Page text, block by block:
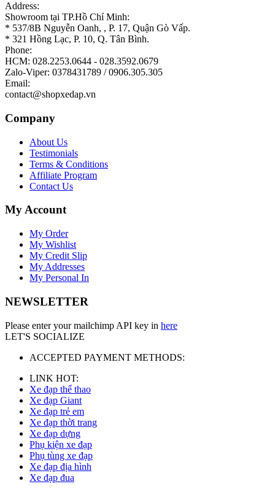
Address:
Showroom tại TP.Hồ Chí Minh:
* 537/8B Nguyễn Oanh, , P. 17, Quận Gò Vấp.
* 321 Hồng Lạc, P. 10, Q. Tân Bình.
Phone:
HCM: 028.2253.0644 - 028.3592.0679
Zalo-Viper: 0378431789 / 0906.305.305
Email:
contact@shopxedap.vn
Company
About Us
Testimonials
Terms & Conditions
Affiliate Program
Contact Us
My Account
My Order
My Wishlist
My Credit Slip
My Addresses
My Personal In
NEWSLETTER
Please enter your mailchimp API key in here
LET'S SOCIALIZE
ACCEPTED PAYMENT METHODS:
LINK HOT:
Xe đạp thể thao
Xe đạp Giant
Xe đạp trẻ em
Xe đạp thời trang
Xe đạp dựng
Phụ kiện xe đạp
Phụ tùng xe đạp
Xe đạp địa hình
Xe đạp đua